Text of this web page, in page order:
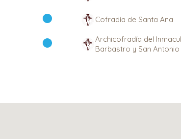
Cofradía de Santa Ana
Archicofradía del
Barbastro y San